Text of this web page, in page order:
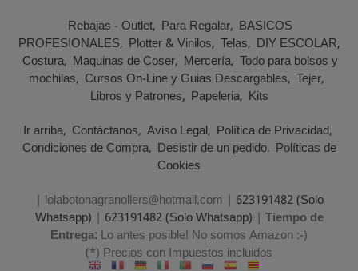
Rebajas - Outlet Para Regalar BASICOS
PROFESIONALES Plotter & Vinilos Telas DIY ESCOLAR
Costura Maquinas de Coser Mercería Todo para bolsos y
mochilas Cursos On-Line y Guias Descargables Tejer
Libros y Patrones Papeleria Kits
Ir arriba Contáctanos Aviso Legal Política de Privacidad
Condiciones de Compra Desistir de un pedido Políticas de
Cookies
| lolabotonagranollers@hotmail.com | 623191482 (Solo
Whatsapp) | 623191482 (Solo Whatsapp) | Tiempo de
Entrega:Lo antes posible! No somos Amazon :-)
(*) Precios con Impuestos incluidos